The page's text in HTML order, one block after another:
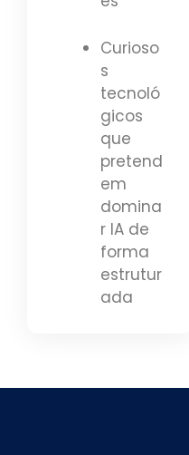
Curioso
s
tecnoló
gicos
que
pretend
em
domina
r IA de
forma
estrutur
ada